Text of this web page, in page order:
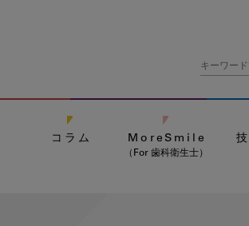
コラム MoreSmile
（For 歯科衛生士）